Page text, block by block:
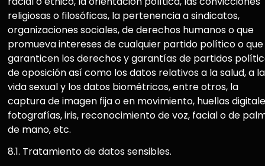
religiosas o filosóficas, la pertenencia a sindicatos,
organizaciones sociales, de derechos humanos o que
promueva intereses de cualquier partido político o que
garanticen los derechos y garantías de partidos
de oposición así como los datos relativos a la salud, a la
vida sexual y los datos biométricos, entre otros, la
captura de imagen fija o en movimiento, huellas
fotografías, iris, reconocimiento de voz, facial o de
de mano, etc.
8.1. Tratamiento de datos sensibles.